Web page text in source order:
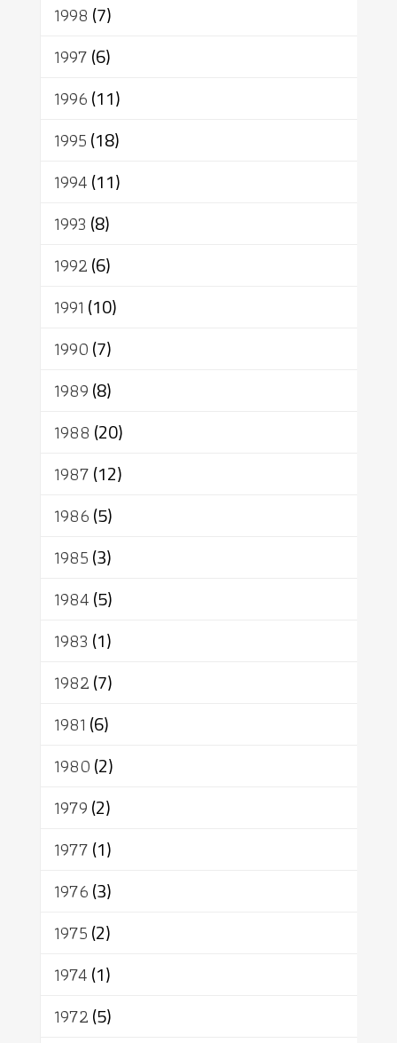
1998 (7)
1997(6)
1996(11)
1995(18)
1994(11)
1993 (8)
1992(6)
1991 (10)
1990(7)
1989(8)
1988 (20)
1987(12)
1986(5)
1985(3)
1984(5)
1983 (1)
1982(7)
1981 (6)
1980(2)
1979(2)
1977(1)
1976(3)
1975(2)
1974(1)
1972(5)